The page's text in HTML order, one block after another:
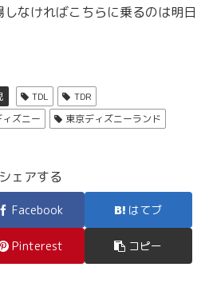
なければこちらに乗るのは明日
TDL
TDR
ィズニー
東京ディズニーランド
シェアする
Facebook はてブ
Pinterest コピー